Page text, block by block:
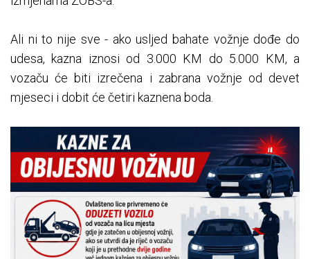
Ali ni to nije sve - ako usljed bahate vožnje dođe do
udesa, kazna iznosi od 3.000 KM do 5.000 KM, a
vozaču će biti izrečena i zabrana vožnje od devet
mjeseci i dobit će četiri kaznena boda.